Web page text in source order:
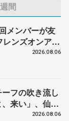
週間
メンバーが友
ンズオンアイ
川梨絵さん、
2026.08.06
フの吹き流し
来い」、仙台
2026.08.06